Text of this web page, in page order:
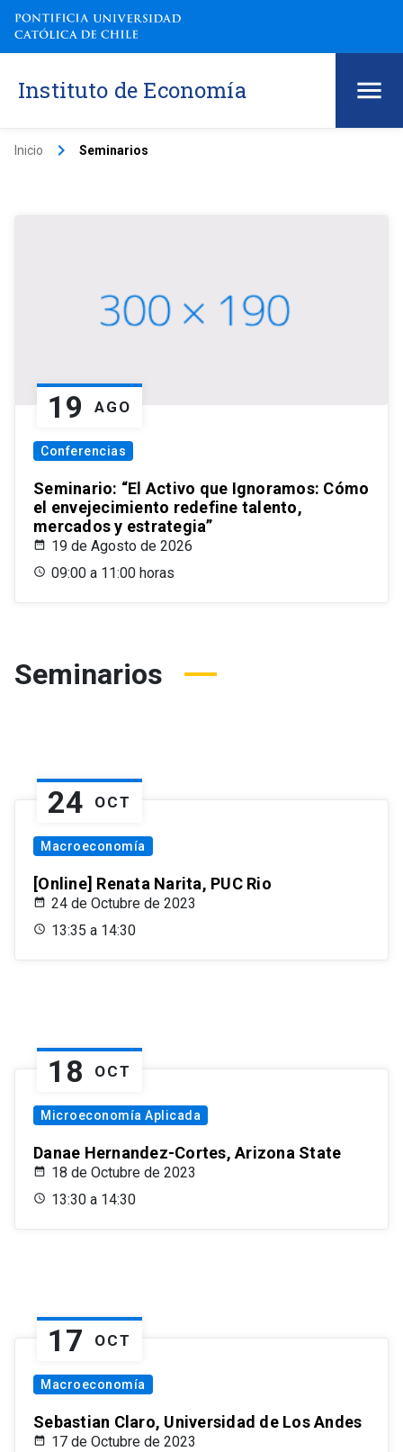
Instituto de Economía
Inicio keyboard_arrow_right Seminarios
19 AGO
Conferencias
Seminario: “El Activo que Ignoramos: Cómo
el envejecimiento redefine talento,
mercados y estrategia”
19 de Agosto de 2026
09:00 a 11:00 horas
Seminarios
24 OCT
Macroeconomía
[Online] Renata Narita, PUC Rio
24 de Octubre de 2023
13:35 a 14:30
18 OCT
Microeconomía Aplicada
Danae Hernandez-Cortes, Arizona State
18 de Octubre de 2023
13:30 a 14:30
17 OCT
Macroeconomía
Sebastian Claro, Universidad de Los Andes
17 de Octubre de 2023